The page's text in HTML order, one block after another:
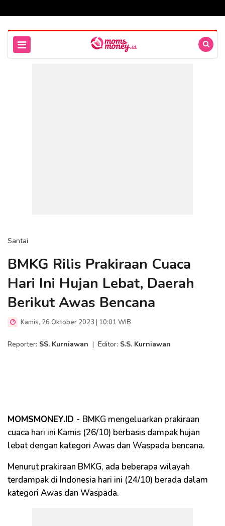
Santai
BMKG Rilis Prakiraan Cuaca
Hari Ini Hujan Lebat, Daerah
Berikut Awas Bencana
Kamis, 26 Oktober 2023 | 10:01 WIB
Reporter: SS. Kurniawan | Editor: S.S. Kurniawan
MOMSMONEY.ID - BMKG mengeluarkan prakiraan
cuaca hari ini Kamis (26/10) berbasis dampak hujan
lebat dengan kategori Awas dan Waspada bencana.
Menurut prakiraan BMKG, ada beberapa wilayah
terdampak di Indonesia hari ini (24/10) berada dalam
kategori Awas dan Waspada.